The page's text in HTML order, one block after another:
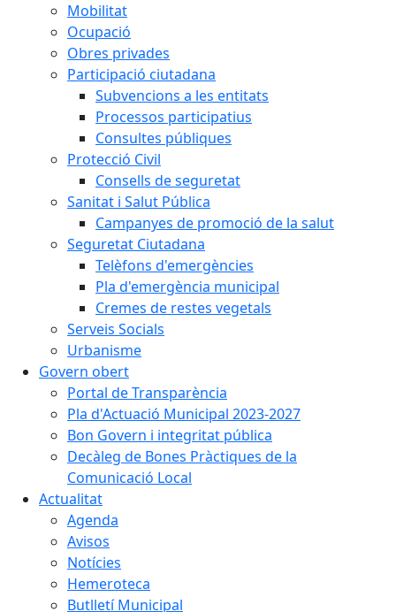
Mobilitat
Ocupació
Obres privades
Participació ciutadana
Subvencions a les entitats
Processos participatius
Consultes públiques
Protecció Civil
Consells de seguretat
Sanitat i Salut Pública
Campanyes de promoció de la salut
Seguretat Ciutadana
Telèfons d'emergències
Pla d'emergència municipal
Cremes de restes vegetals
Serveis Socials
Urbanisme
Govern obert
Portal de Transparència
Pla d'Actuació Municipal 2023-2027
Bon Govern i integritat pública
Decàleg de Bones Pràctiques de la
Comunicació Local
Actualitat
Agenda
Avisos
Notícies
Hemeroteca
Butlletí Municipal